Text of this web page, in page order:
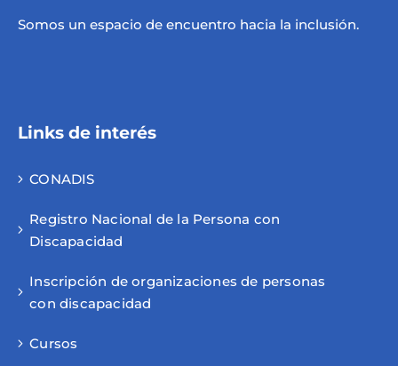
Somos un espacio de encuentro hacia la inclusión.
Links de interés
CONADIS
Registro Nacional de la Persona con
Discapacidad
Inscripción de organizaciones de personas
con discapacidad
Cursos